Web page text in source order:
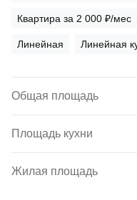
Квартира за 2 000 ₽/мес
Линейная Линейная
Общая площадь
Площадь кухни
Жилая площадь